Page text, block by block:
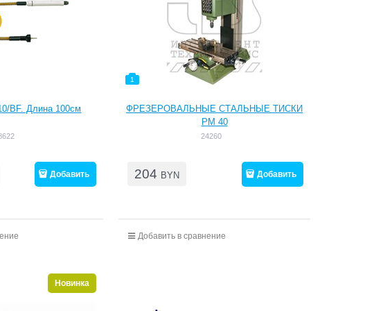
BF. Длина 100см
Добавить
1
ФРЕЗЕРОВАЛЬНЫЕ СТАЛЬНЫЕ ТИСКИ
РМ 40
24260
204 BYN Добавить
Добавить в сравнение
Новинка